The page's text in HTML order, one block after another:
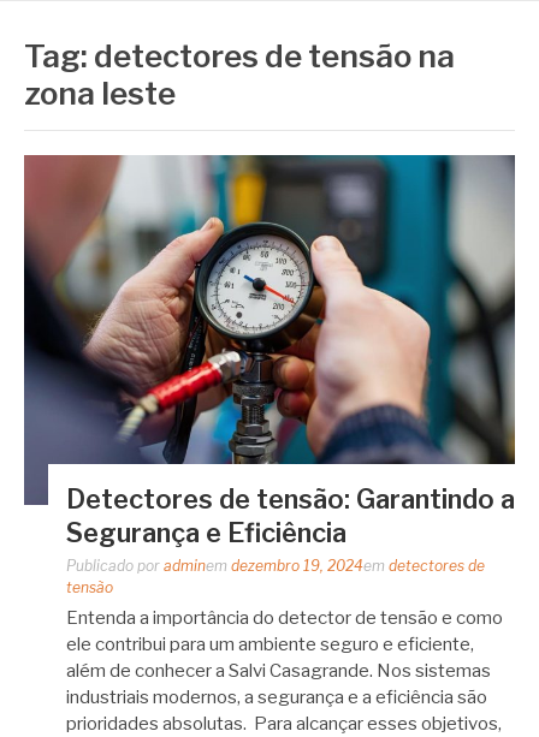
Tag: detectores de tensão na
zona leste
Detectores de tensão: Garantindo a
Segurança e Eficiência
Publicado por adminem dezembro 19, 2024em detectores de
tensão
Entenda a importância do detector de tensão e como
ele contribui para um ambiente seguro e eficiente,
além de conhecer a Salvi Casagrande. Nos sistemas
industriais modernos, a segurança e a eficiência são
prioridades absolutas. Para alcançar esses objetivos,